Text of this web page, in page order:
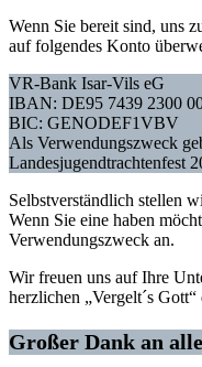
Wenn Sie bereit sind, uns
auf folgendes Konto
VR-Bank Isar-Vils eG
IBAN: DE95 7439 2300
BIC: GENODEF1VBV
Als Verwendungszweck
Landesjugendtrachtenfest
Selbstverständlich stellen
Wenn Sie eine haben
Verwendungszweck an.
Wir freuen uns auf Ihre
herzlichen „Vergelt´s
Großer Dank an